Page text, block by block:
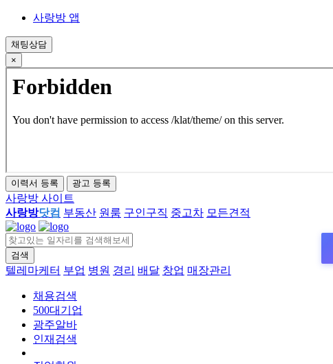
사랑방 앱
채팅상담
×
이력서 등록 광고 등록
사랑방 사이트
사랑방닷컴 부동산 원룸 구인구직 중고차 모든견적
검색
close
텔레마케터 부업 병원 경리 배달 창업 매장관리
채용검색
500대기업
광주알바
인재검색